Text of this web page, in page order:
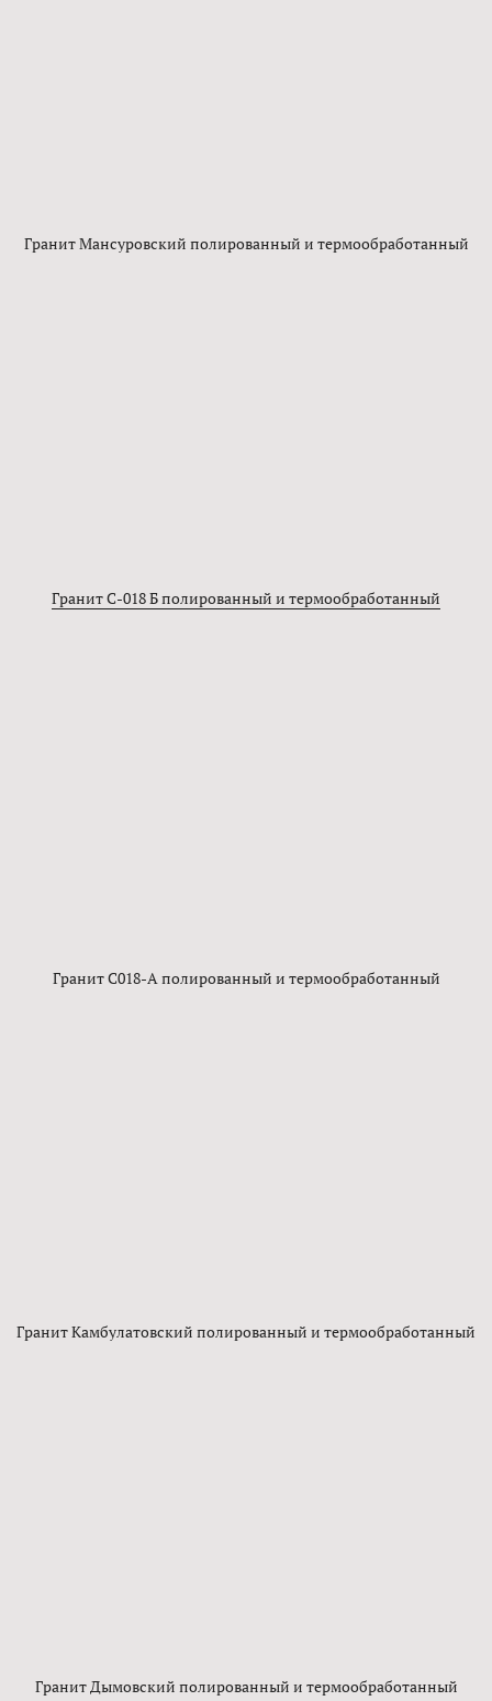
Гранит Мансуровский полированный и термообработанный
Гранит C-018 Б полированный и термообработанный
Гранит C018-А полированный и термообработанный
Гранит Камбулатовский полированный и термообработанный
Гранит Дымовский полированный и термообработанный